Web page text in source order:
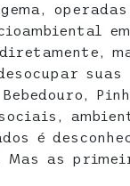
operadas
é
Mas as